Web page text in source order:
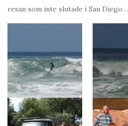
resan som inte slutade i San Diego…